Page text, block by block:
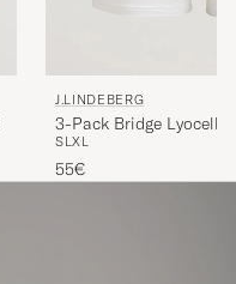
J.LINDEBERG
3-Pack Bridge Lyocell
SLXL
55€